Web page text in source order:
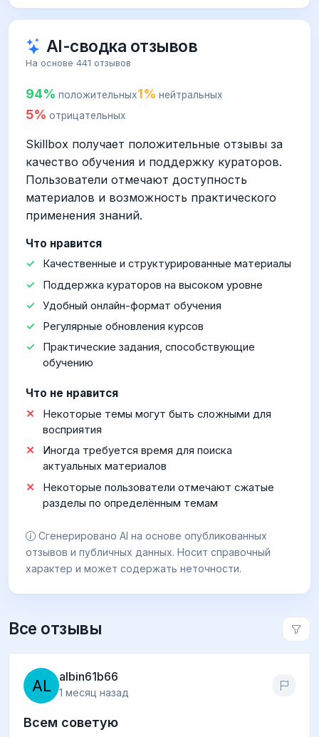
AI-сводка отзывов
На основе 441 отзывов
94% положительных1% нейтральных
5% отрицательных
Skillbox получает положительные отзывы за
качество обучения и поддержку кураторов.
Пользователи отмечают доступность
материалов и возможность практического
применения знаний.
Что нравится
Качественные и структурированные материалы
Поддержка кураторов на высоком уровне
Удобный онлайн-формат обучения
Регулярные обновления курсов
Практические задания, способствующие
обучению
Что не нравится
Некоторые темы могут быть сложными для
восприятия
Иногда требуется время для поиска
актуальных материалов
Некоторые пользователи отмечают сжатые
разделы по определённым темам
Сгенерировано AI на основе опубликованных
отзывов и публичных данных. Носит справочный
характер и может содержать неточности.
Все отзывы
albin61b66
1 месяц назад
Всем советую